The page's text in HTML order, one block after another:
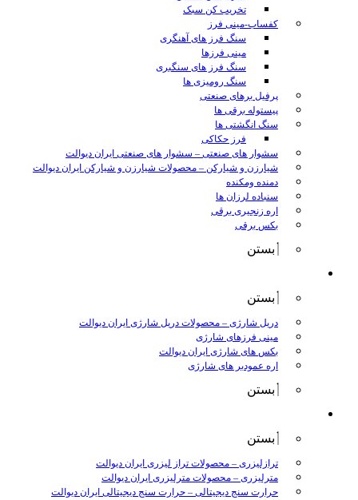
تخریب کن سبک
کفساب-مینی فرز
سنگ فرز های آهنگری
مینی فرزها
سنگ فرز های سنگبری
سنگ رومیزی ها
پرفیل برهای صنعتی
پیستوله برقی ها
سنگ انگشتی ها
فرز حکاکی
سشوار های صنعتی – سشوار های صنعتی ایران دیوالت
شیارزن و شیارکن – محصولات شیارزن و شیارکن ایران دیوالت
دمنده ومکنده
سنباده لرزان ها
اره زنجیری برقی
بکس برقی
بستن
بستن
دریل شارژی – محصولات دریل شارژی ایران دیوالت
مینی فرزهای شارژی
بکس های شارژی ایران دیوالت
اره عمودبر های شارژی
بستن
بستن
ترازلیزری – محصولات تراز لیزری ایران دیوالت
مترلیزری – محصولات مترلیزری ایران دیوالت
حرارت سنج دیجیتالی – حرارت سنج دیجیتالی ایران دیوالت